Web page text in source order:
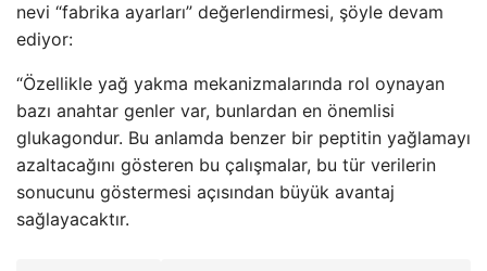
nevi “fabrika ayarları” değerlendirmesi, şöyle devam
ediyor:
“Özellikle yağ yakma mekanizmalarında rol oynayan
bazı anahtar genler var, bunlardan en önemlisi
glukagondur. Bu anlamda benzer bir peptitin yağlamayı
azaltacağını gösteren bu çalışmalar, bu tür verilerin
sonucunu göstermesi açısından büyük avantaj
sağlayacaktır.